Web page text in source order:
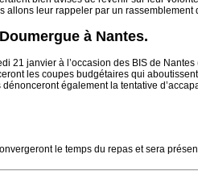
allons leur rappeler par un rassemblement
à Nantes.
21 janvier à l’occasion des BIS de
les coupes budgétaires qui
également la tentative
le temps du repas et sera